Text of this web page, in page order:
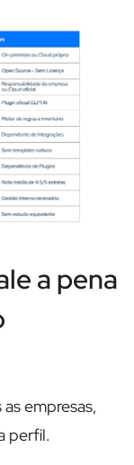
a pena
empresas,
perfil.